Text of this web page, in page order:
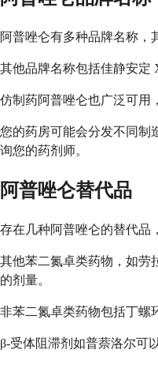
阿普唑仑有多种品牌名称，
其他品牌名称包括佳静安定
仿制药阿普唑仑也广泛可用
您的药房可能会分发不同制
询您的药剂师。
阿普唑仑替代品
存在几种阿普唑仑的替代品
其他苯二氮卓类药物，如劳
的剂量。
非苯二氮卓类药物包括丁螺
β-受体阻滞剂如普萘洛尔可